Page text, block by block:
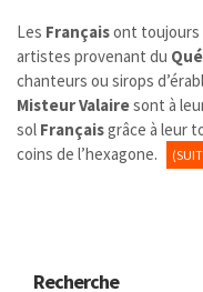
Les Françaisont toujours
artistes provenant du
chanteurs ou sirops
Misteur Valairesont à
sol Françaisgrâce à leur
coins de l’hexagone.
Recherche